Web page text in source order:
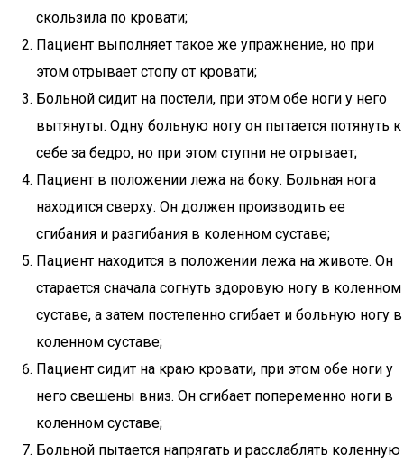
скользила по кровати;
Пациент выполняет такое же упражнение, но при
этом отрывает стопу от кровати;
Больной сидит на постели, при этом обе ноги у него
вытянуты. Одну больную ногу он пытается потянуть к
себе за бедро, но при этом ступни не отрывает;
Пациент в положении лежа на боку. Больная нога
находится сверху. Он должен производить ее
сгибания и разгибания в коленном суставе;
Пациент находится в положении лежа на животе. Он
старается сначала согнуть здоровую ногу в коленном
суставе, а затем постепенно сгибает и больную ногу в
коленном суставе;
Пациент сидит на краю кровати, при этом обе ноги у
него свешены вниз. Он сгибает попеременно ноги в
коленном суставе;
Больной пытается напрягать и расслаблять коленную